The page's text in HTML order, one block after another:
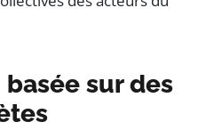
sur des